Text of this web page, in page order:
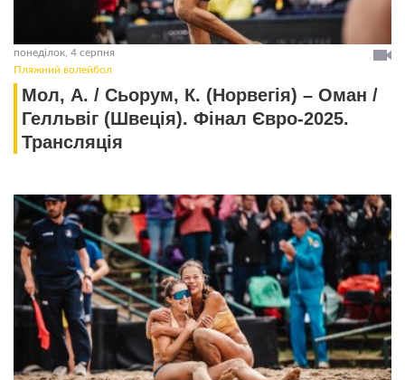
понеділок, 4 серпня
Пляжний волейбол
Мол, А. / Сьорум, К. (Норвегія) – Омaн /
Гелльвіг (Швеція). Фінал Євро-2025.
Трансляція